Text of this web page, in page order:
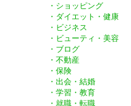
・ショッピング
・ダイエット・健康
・ビジネス
・ビューティ・美容
・ブログ
・不動産
・保険
・出会・結婚
・学習・教育
・就職・転職